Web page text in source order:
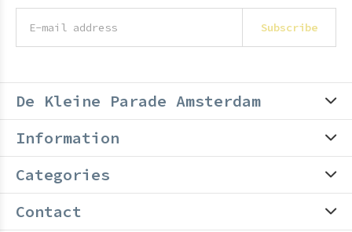
Subscribe
De Kleine Parade Amsterdam
Information
Categories
Contact